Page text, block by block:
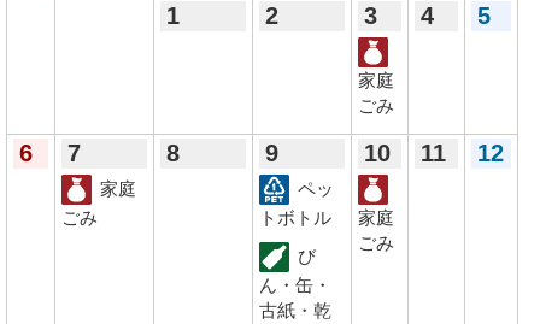
1 2 3
家庭
ごみ
4 5
6 7
家庭
ごみ
8 9
ペッ
トボトル
び
ん・缶・
古紙・乾
10
家庭
ごみ
11 12